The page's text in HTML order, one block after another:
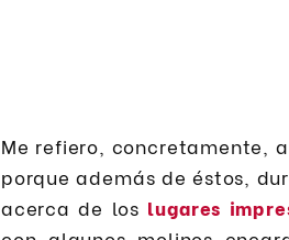
Me refiero, concretamente,
porque además de éstos,
acerca de los lugares